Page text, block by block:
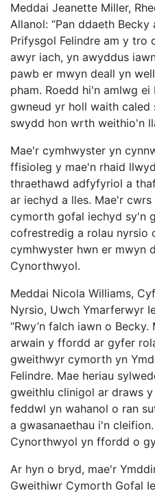
Meddai Jeanette Miller,
Allanol: “Pan ddaeth
Prifysgol Felindre am y tro
awyr iach, yn awyddus
pawb er mwyn deall yn
pham. Roedd hi'n amlwg
gwneud yr holl waith caled
swydd hon wrth weithio'n
Mae'r cymhwyster yn
ffisioleg y mae'n rhaid
thraethawd adfyfyriol a
ar iechyd a lles. Mae'r
cymorth gofal iechyd sy'n
cofrestredig a rolau nyrsio
cymhwyster hwn er mwyn
Cynorthwyol.
Meddai Nicola Williams,
Nyrsio, Uwch Ymarferwyr
“Rwy’n falch iawn o
arwain y ffordd ar gyfer
gweithwyr cymorth yn
Felindre. Mae heriau
gweithlu clinigol ar draws y
feddwl yn wahanol o ran
a gwasanaethau i'n
Cynorthwyol yn ffordd o
Ar hyn o bryd, mae'r
Gweithiwr Cymorth Gofal